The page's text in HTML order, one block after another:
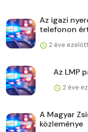
Az igazi
telefonon
2 éve ezelőtt
Az LMP
2 éve
A Magyar
közleménye